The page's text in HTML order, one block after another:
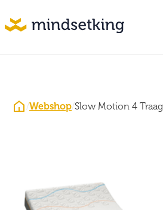
/Webshop/Slow Motion 4